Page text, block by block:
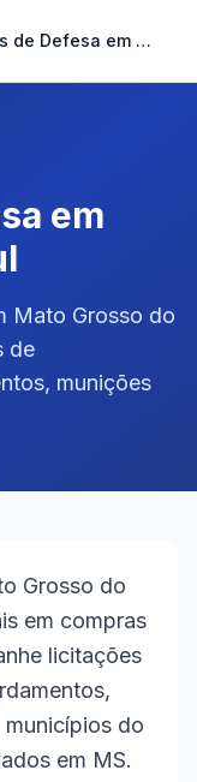
Licitações de Defesa em Mato Grosso do Sul
em
Mato Grosso do
de
munições
Grosso do
em compras
licitações
municípios do
em MS.